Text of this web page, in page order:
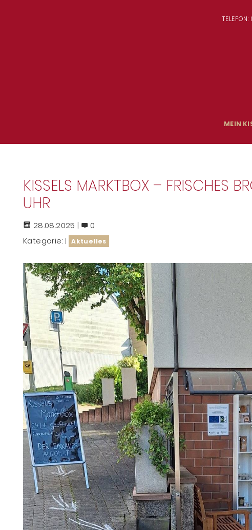
MEIN
KISSELS MARKTBOX – FRISCHES
UHR
28.08.2025 | 0
Kategorie: | Aktuelles